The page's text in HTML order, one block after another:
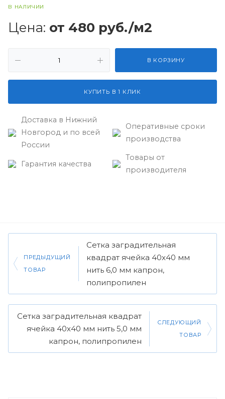
В НАЛИЧИИ
Цена: от 480 руб./м2
В КОРЗИНУ
КУПИТЬ В 1 КЛИК
Доставка в Нижний
Новгород и по всей
России
Оперативные сроки
производства
Гарантия качества
Товары от
производителя
ПРЕДЫДУЩИЙ
ТОВАР
Сетка заградительная
квадрат ячейка 40х40 мм
нить 6,0 мм капрон,
полипропилен
Сетка заградительная квадрат
ячейка 40х40 мм нить 5,0 мм
капрон, полипропилен
СЛЕДУЮЩИЙ
ТОВАР